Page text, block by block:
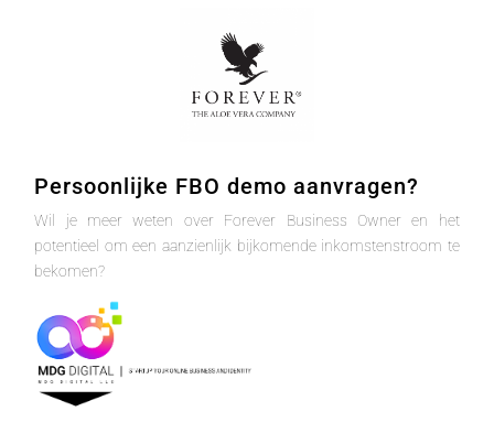
Persoonlijke FBO demo aanvragen?
Wil je meer weten over Forever Business Owner en het
potentieel om een aanzienlijk bijkomende inkomstenstroom te
bekomen?